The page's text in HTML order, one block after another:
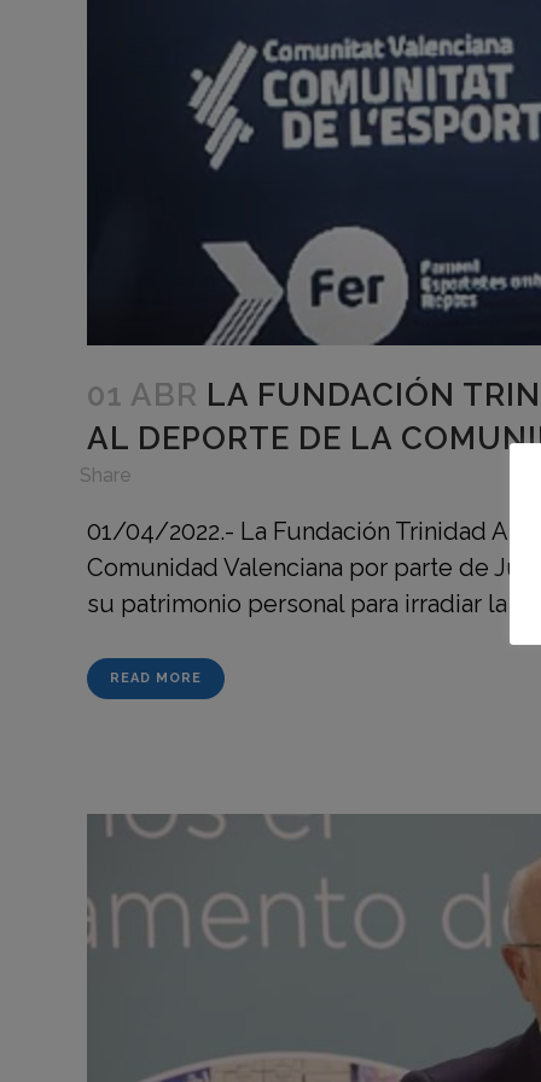
01 ABR LA FUNDACIÓN
AL DEPORTE DE LA
Share
01/04/2022.- La Fundación Trinidad
Comunidad Valenciana por parte de
su patrimonio personal para irradiar la
READ MORE